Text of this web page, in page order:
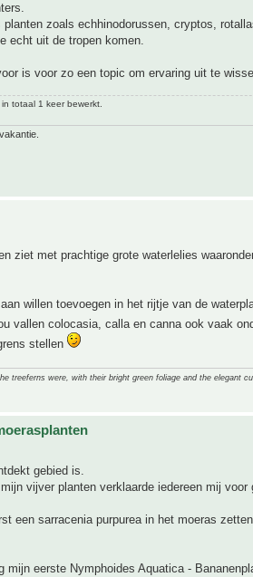
planten zoals echhinodorussen, cryptos,
echt uit de tropen komen.
is voor zo een topic om ervaring uit te
totaal 1 keer bewerkt.
ziet met prachtige grote waterlelies
willen toevoegen in het rijtje van de
vallen colocasia, calla en canna ook vaak
stellen
treeferns were, with their bright green foliage and the elegant
gebied is.
vijver planten verklaarde iedereen mij voor
een sarracenia purpurea in het moeras
mijn eerste Nymphoides Aquatica -